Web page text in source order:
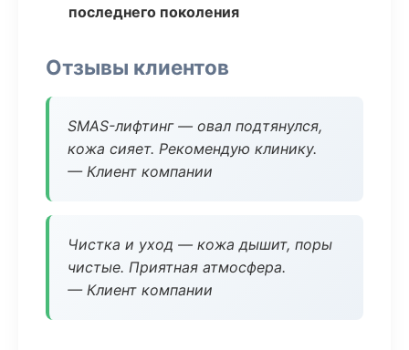
последнего поколения
Отзывы клиентов
SMAS-лифтинг — овал подтянулся,
кожа сияет. Рекомендую клинику.
— Клиент компании
Чистка и уход — кожа дышит, поры
чистые. Приятная атмосфера.
— Клиент компании